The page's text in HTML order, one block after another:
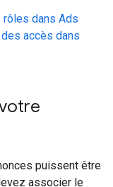
rôles dans Ads
accès dans
puissent être
associer le